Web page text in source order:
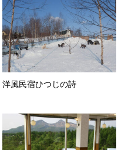
洋風民宿ひつじの詩